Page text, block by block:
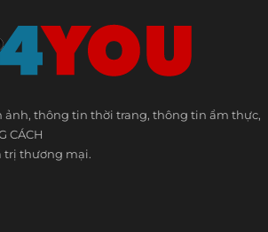
ảnh, thông tin thời trang, thông tin ẩm thực,
CÁCH
trị thương mại.